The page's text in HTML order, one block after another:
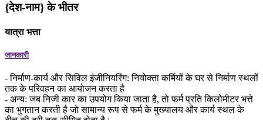
{देश-नाम} के भीतर
यात्रा भत्ता
जानकारी
- निर्माण-कार्य और सिविल इंजीनियरिंग: नियोक्ता कर्मियों के घर से निर्माण स्थलों
तक के परिवहन का आयोजन करता है
- अन्य: जब निजी कार का उपयोग किया जाता है, तो फर्म प्रति किलोमीटर भत्ते
का भुगतान करती है जो सामान्य रूप से फर्म के मुख्यालय और कार्य स्थल के